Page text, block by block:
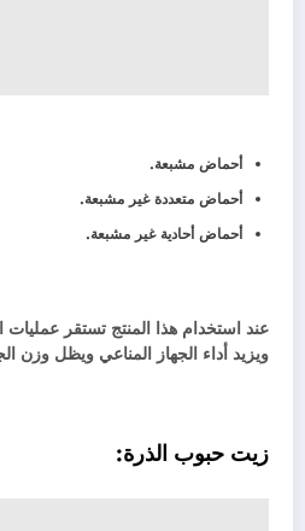
أحماض مشبعة.
أحماض متعددة غير مشبعة.
أحماض أحادية غير مشبعة.
عند استخدام هذا المنتج تستقر عمليات
ويزيد أداء الجهاز المناعي ويظل وزن
زيت حبوب الذرة: